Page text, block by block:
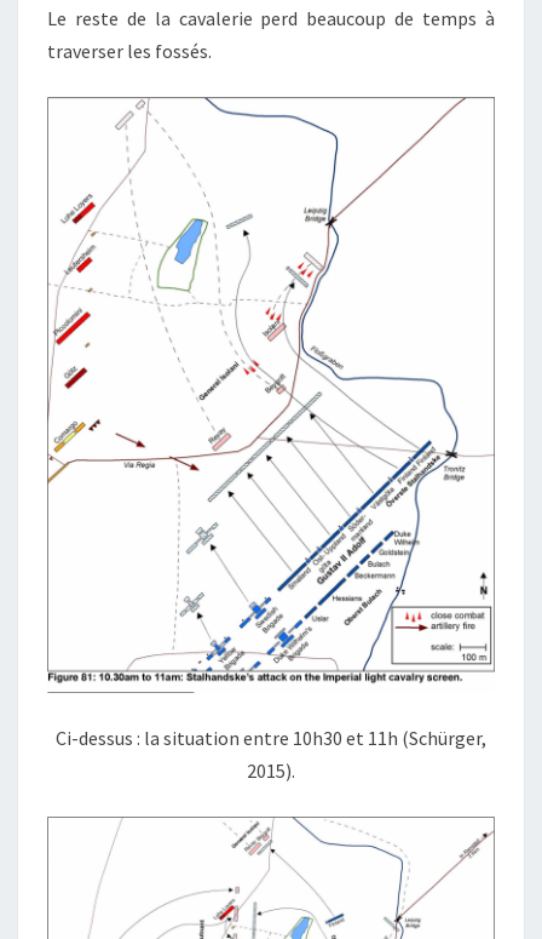
Le reste de la cavalerie perd beaucoup de temps à
traverser les fossés.
Ci-dessus : la situation entre 10h30 et 11h (Schürger,
2015).